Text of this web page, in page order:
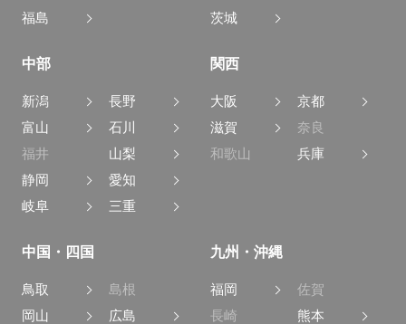
福島
茨城
中部
新潟
長野
富山
石川
福井
山梨
静岡
愛知
岐阜
三重
関西
大阪
京都
滋賀
奈良
和歌山
兵庫
中国・四国
鳥取
島根
岡山
広島
九州・沖縄
福岡
佐賀
長崎
熊本